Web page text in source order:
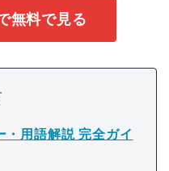
無料で見る
・用語解説 完全ガイ